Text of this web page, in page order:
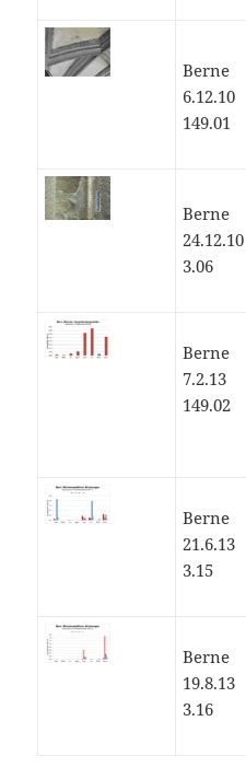
Berne
6.12.10
149.01
Berne
24.12.10
3.06
Berne
7.2.13
149.02
Berne
21.6.13
3.15
Berne
19.8.13
3.16